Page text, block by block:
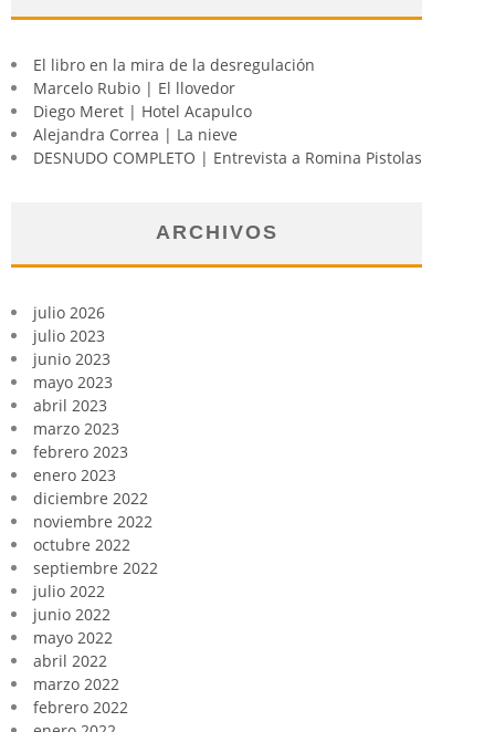
El libro en la mira de la desregulación
Marcelo Rubio | El llovedor
Diego Meret | Hotel Acapulco
Alejandra Correa | La nieve
DESNUDO COMPLETO | Entrevista a Romina Pistolas
ARCHIVOS
julio 2026
julio 2023
junio 2023
mayo 2023
abril 2023
marzo 2023
febrero 2023
enero 2023
diciembre 2022
noviembre 2022
octubre 2022
septiembre 2022
julio 2022
junio 2022
mayo 2022
abril 2022
marzo 2022
febrero 2022